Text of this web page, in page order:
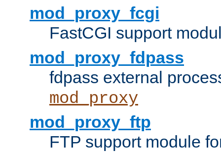
mod_proxy_fcgi
FastCGI support
mod_proxy_fdpass
fdpass external
mod_proxy
mod_proxy_ftp
FTP support module